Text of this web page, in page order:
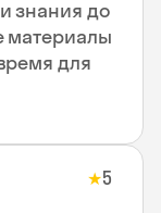
знания до
материалы
для
★5